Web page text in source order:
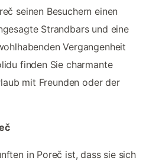
seinen Besuchern einen
Strandbars und eine
Vergangenheit
finden Sie charmante
mit Freunden oder der
in Poreč ist, dass sie sich